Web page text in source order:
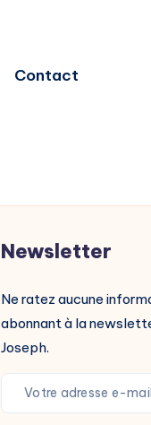
Contact
Newsletter
Ne ratez aucune
abonnant à la
Joseph.